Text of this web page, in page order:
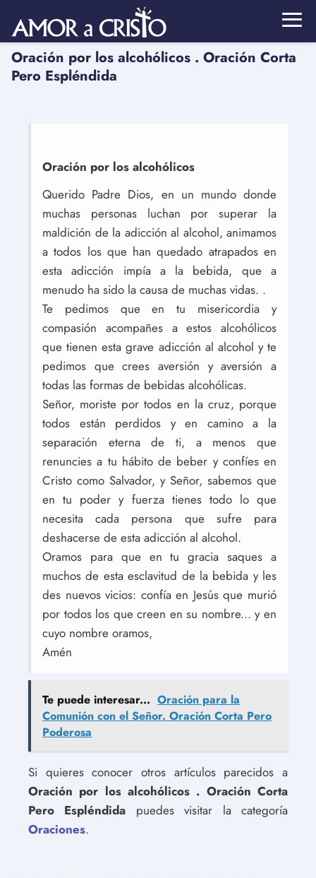
Oración por los alcohólicos . Oración Corta
Pero Espléndida
Oración por los alcohólicos
Querido Padre Dios, en un mundo donde
muchas personas luchan por superar la
maldición de la adicción al alcohol, animamos
a todos los que han quedado atrapados en
esta adicción impía a la bebida, que a
menudo ha sido la causa de muchas vidas. .
Te pedimos que en tu misericordia y
compasión acompañes a estos alcohólicos
que tienen esta grave adicción al alcohol y te
pedimos que crees aversión y aversión a
todas las formas de bebidas alcohólicas.
Señor, moriste por todos en la cruz, porque
todos están perdidos y en camino a la
separación eterna de ti, a menos que
renuncies a tu hábito de beber y confíes en
Cristo como Salvador, y Señor, sabemos que
en tu poder y fuerza tienes todo lo que
necesita cada persona que sufre para
deshacerse de esta adicción al alcohol.
Oramos para que en tu gracia saques a
muchos de esta esclavitud de la bebida y les
des nuevos vicios: confía en Jesús que murió
por todos los que creen en su nombre... y en
cuyo nombre oramos,
Amén
Te puede interesar... Oración para la
Comunión con el Señor. Oración Corta Pero
Poderosa
Si quieres conocer otros artículos parecidos a
Oración por los alcohólicos . Oración Corta
Pero Espléndida puedes visitar la categoría
Oraciones.